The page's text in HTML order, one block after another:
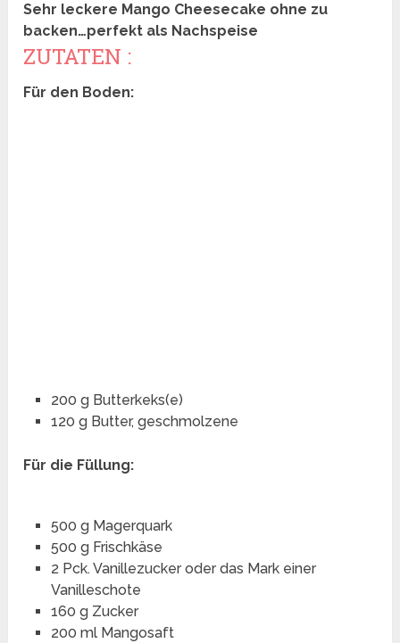
Sehr leckere Mango Cheesecake ohne zu
backen…perfekt als Nachspeise
ZUTATEN :
Für den Boden:
200 g Butterkeks(e)
120 g Butter, geschmolzene
Für die Füllung:
500 g Magerquark
500 g Frischkäse
2 Pck. Vanillezucker oder das Mark einer
Vanilleschote
160 g Zucker
200 ml Mangosaft